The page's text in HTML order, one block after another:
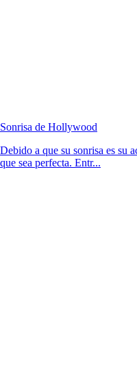
Sonrisa de Hollywood
Debido a que su sonrisa es su
que sea perfecta. Entr...